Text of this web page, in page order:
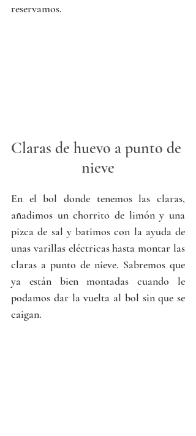
reservamos.
Claras de huevo a punto de
nieve
En el bol donde tenemos las claras,
añadimos un chorrito de limón y una
pizca de sal y batimos con la ayuda de
unas varillas eléctricas hasta montar las
claras a punto de nieve. Sabremos que
ya están bien montadas cuando le
podamos dar la vuelta al bol sin que se
caigan.